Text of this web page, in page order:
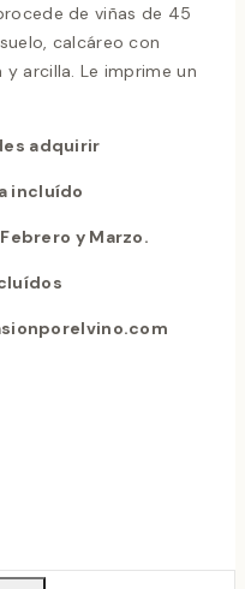
de viñas de 45
calcáreo con
arcilla. Le imprime un
adquirir
incluído
y Marzo.